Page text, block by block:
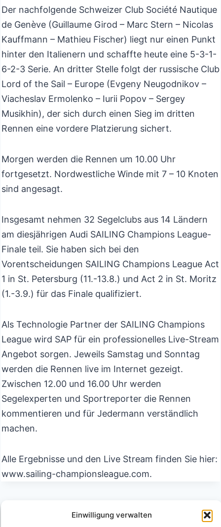
Einwilligung verwalten
Der nachfolgende Schweizer Club Société Nautique
de Genève (Guillaume Girod – Marc Stern – Nicolas
Kauffmann – Mathieu Fischer) liegt nur einen Punkt
hinter den Italienern und schaffte heute eine 5-3-1-
6-2-3 Serie. An dritter Stelle folgt der russische Club
Lord of the Sail – Europe (Evgeny Neugodnikov –
Viacheslav Ermolenko – Iurii Popov – Sergey
Musikhin), der sich durch einen Sieg im dritten
Rennen eine vordere Platzierung sichert.
Morgen werden die Rennen um 10.00 Uhr
fortgesetzt. Nordwestliche Winde mit 7 – 10 Knoten
sind angesagt.
Insgesamt nehmen 32 Segelclubs aus 14 Ländern
am diesjährigen Audi SAILING Champions League-
Finale teil. Sie haben sich bei den
Vorentscheidungen SAILING Champions League Act
1 in St. Petersburg (11.-13.8.) und Act 2 in St. Moritz
(1.-3.9.) für das Finale qualifiziert.
Als Technologie Partner der SAILING Champions
League wird SAP für ein professionelles Live-Stream
Angebot sorgen. Jeweils Samstag und Sonntag
werden die Rennen live im Internet gezeigt.
Zwischen 12.00 und 16.00 Uhr werden
Segelexperten und Sportreporter die Rennen
kommentieren und für Jedermann verständlich
machen.
Alle Ergebnisse und den Live Stream finden Sie hier:
www.sailing-championsleague.com.
Beitragsnavigation WEITER